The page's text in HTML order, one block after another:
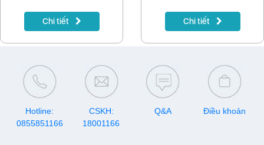
17h00; 03 ngày nghỉ Thứ Bảy,
Chủ Nhật, ngày Lễ từ 27/4
quy dịnh hiện hành, thông tin
chi tiết sẽ có trong bài viết
Chi tiết
là điều cần thiết. Vậy làm thế
nào để xác định được sim của
cách kiểm tra, cùng theo dõi
nhé!
Chi tiết
Hotline:
0855851166
CSKH:
18001166
Q&A Điều khoản